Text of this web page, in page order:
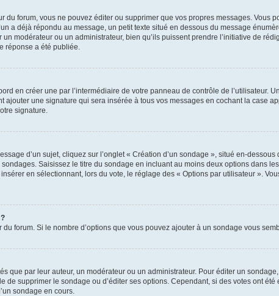
du forum, vous ne pouvez éditer ou supprimer que vos propres messages.
a déjà répondu au message, un petit texte situé en dessous du message
un modérateur ou un administrateur, bien qu’ils puissent prendre l’initiative de
réponse a été publiée.
en créer une par l’intermédiaire de votre panneau de contrôle de l’utilisateur.
ajouter une signature qui sera insérée à tous vos messages en cochant la case
signature.
d’un sujet, cliquez sur l’onglet « Création d’un sondage », situé en-
Saisissez le titre du sondage en incluant au moins deux options dans
en sélectionnant, lors du vote, le réglage des « Options par utilisateur ».
du forum. Si le nombre d’options que vous pouvez ajouter à un sondage vous
que par leur auteur, un modérateur ou un administrateur. Pour éditer un
de supprimer le sondage ou d’éditer ses options. Cependant, si des votes ont
sondage en cours.